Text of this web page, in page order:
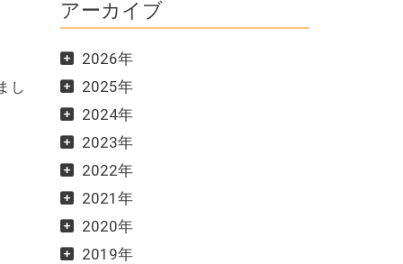
し
アーカイブ
2026年
2025年
2024年
2023年
2022年
2021年
2020年
2019年